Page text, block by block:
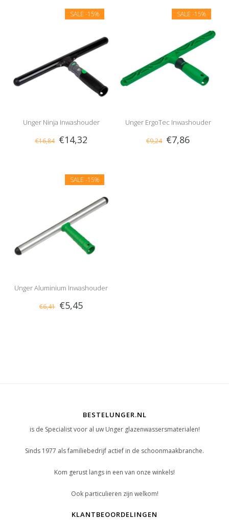
SALE -15%
Unger Ninja Inwashouder
€16,84 €14,32
SALE -15%
Unger ErgoTec Inwashouder
€9,24 €7,86
SALE -15%
Unger Aluminium Inwashouder
€6,41 €5,45
BESTELUNGER.NL
is de Specialist voor al uw Unger glazenwassersmaterialen!
Sinds 1977 als familiebedrijf actief in de schoonmaakbranche.
Kom gerust langs in een van onze winkels!
Ook particulieren zijn welkom!
KLANTBEOORDELINGEN